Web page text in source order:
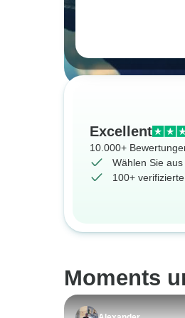
Excellent
10.000+
Wählen Sie
100+
Moments